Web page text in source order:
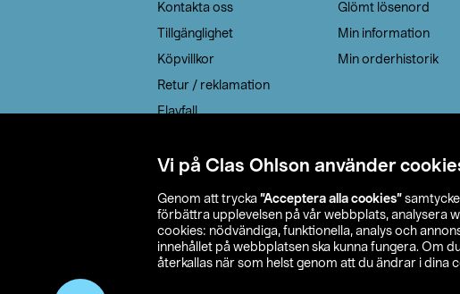
Vi på Clas Ohlson använder
Genom att trycka ”Acceptera alla cookies”
förbättra upplevelsen på vår webbplats, analysera
cookies: nödvändiga, funktionella, analys och
innehållet på webbplatsen ska kunna fungera. Om
återkallas när som helst genom att du ändrar i dina
Kontakta oss
Tillgänglighet
Köpvillkor
Retur / reklamation
Elavfall
Leveransalternativ
Glömt lösenord
Min information
Min orderhistorik